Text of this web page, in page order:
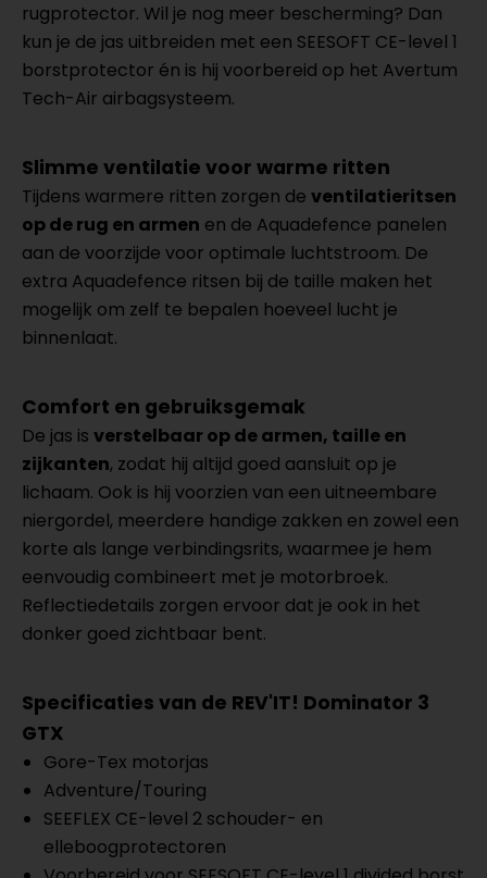
rugprotector. Wil je nog meer bescherming? Dan
kun je de jas uitbreiden met een SEESOFT CE-level 1
borstprotector én is hij voorbereid op het Avertum
Tech-Air airbagsysteem.
Slimme ventilatie voor warme ritten
Tijdens warmere ritten zorgen de ventilatieritsen
op de rug en armen en de Aquadefence panelen
aan de voorzijde voor optimale luchtstroom. De
extra Aquadefence ritsen bij de taille maken het
mogelijk om zelf te bepalen hoeveel lucht je
binnenlaat.
Comfort en gebruiksgemak
De jas is verstelbaar op de armen, taille en
zijkanten, zodat hij altijd goed aansluit op je
lichaam. Ook is hij voorzien van een uitneembare
niergordel, meerdere handige zakken en zowel een
korte als lange verbindingsrits, waarmee je hem
eenvoudig combineert met je motorbroek.
Reflectiedetails zorgen ervoor dat je ook in het
donker goed zichtbaar bent.
Specificaties van de REV'IT! Dominator 3
GTX
Gore-Tex motorjas
Adventure/Touring
SEEFLEX CE-level 2 schouder- en
elleboogprotectoren